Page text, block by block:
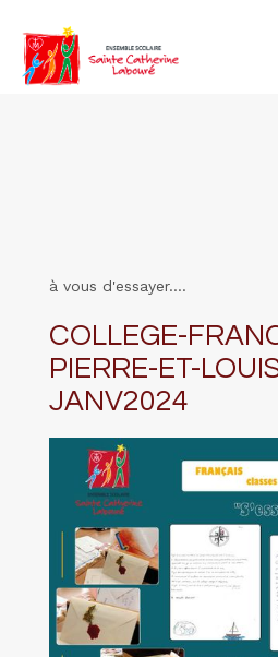
à vous d'essayer....
COLLEGE-
PIERRE-ET-
JANV2024